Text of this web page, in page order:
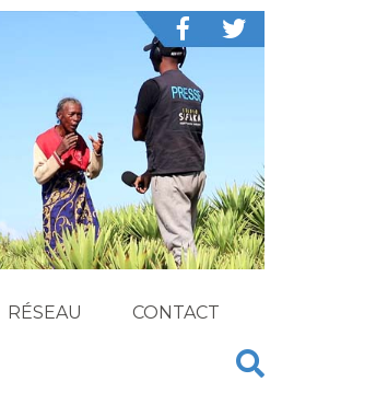
RÉSEAU CONTACT